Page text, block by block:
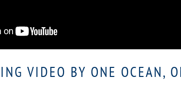
VIDEO BY ONE OCEAN,